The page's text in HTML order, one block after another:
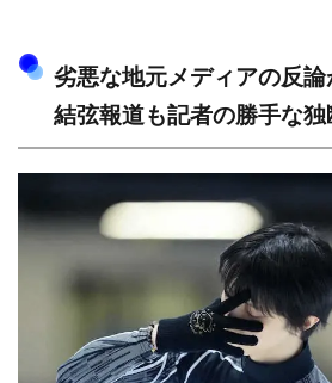
劣悪な地元メディアの反
結弦報道も記者の勝手な独